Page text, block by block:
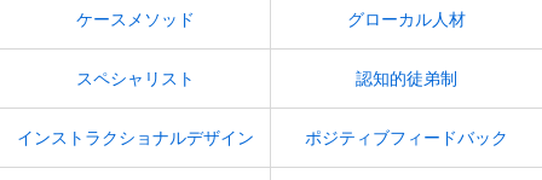
ケースメソッド グローカル人材
スペシャリスト 認知的徒弟制
インストラクショナルデザイン ポジティブフィードバック